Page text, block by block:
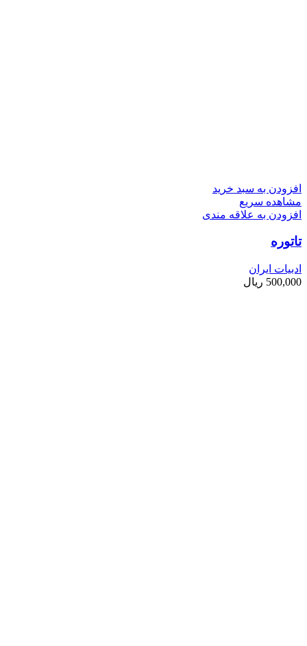
افزودن به سبد خرید
مشاهده سریع
افزودن به علاقه مندی
تاتوره
ادبیات ایران
500,000 ریال